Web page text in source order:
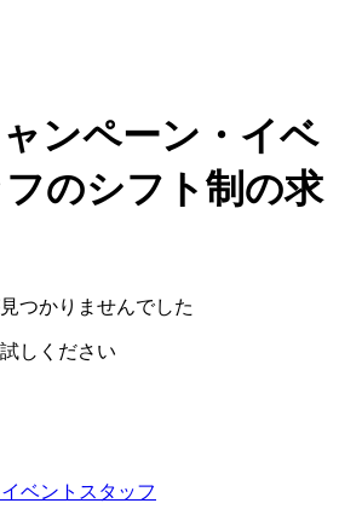
ンペーン・イベ
のシフト制の求
つかりませんでした
しください
ベントスタッフ